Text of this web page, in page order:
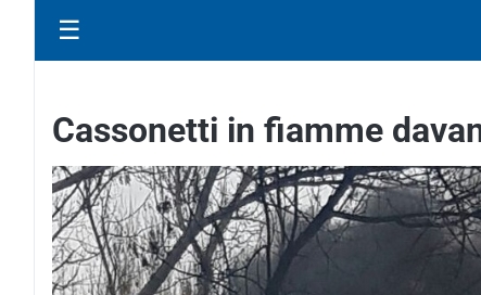
☰
Cassonetti in fiamme